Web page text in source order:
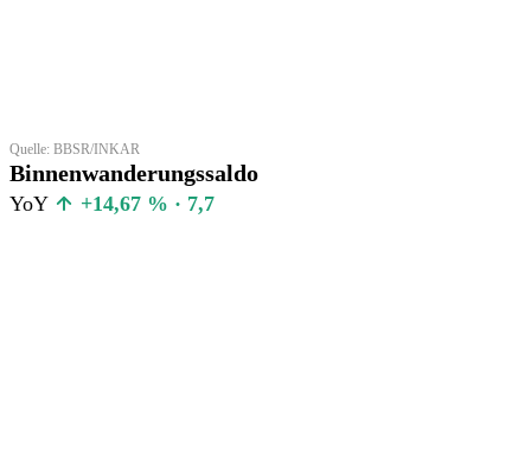
Quelle: BBSR/INKAR
Binnenwanderungssaldo
YoY +14,67 % · 7,7